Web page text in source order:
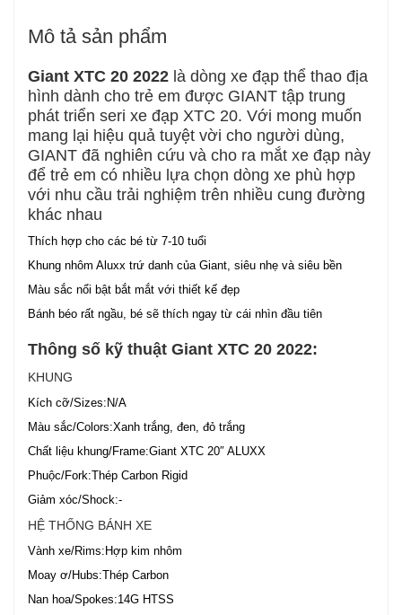
Mô tả sản phẩm
Giant XTC 20 2022 là dòng xe đạp thể thao địa
hình dành cho trẻ em được GIANT tập trung
phát triển seri xe đạp XTC 20. Với mong muốn
mang lại hiệu quả tuyệt vời cho người dùng,
GIANT đã nghiên cứu và cho ra mắt xe đạp này
để trẻ em có nhiều lựa chọn dòng xe phù hợp
với nhu cầu trải nghiệm trên nhiều cung đường
khác nhau
Thích hợp cho các bé từ 7-10 tuổi
Khung nhôm Aluxx trứ danh của Giant, siêu nhẹ và siêu bền
Màu sắc nổi bật bắt mắt với thiết kế đẹp
Bánh béo rất ngầu, bé sẽ thích ngay từ cái nhìn đầu tiên
Thông số kỹ thuật Giant XTC 20 2022:
KHUNG
Kích cỡ/Sizes:N/A
Màu sắc/Colors:Xanh trắng, đen, đỏ trắng
Chất liệu khung/Frame:Giant XTC 20″ ALUXX
Phuộc/Fork:Thép Carbon Rigid
Giảm xóc/Shock:-
HỆ THỐNG BÁNH XE
Vành xe/Rims:Hợp kim nhôm
Moay ơ/Hubs:Thép Carbon
Nan hoa/Spokes:14G HTSS